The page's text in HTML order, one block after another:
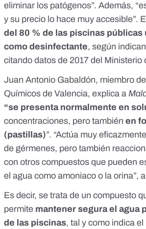
eliminar los patógenos”. Además,
y su precio lo hace muy accesible”.
del 80 % de las piscinas públicas
como desinfectante, según
citando datos de 2017 del Ministerio
Juan Antonio Gabaldón, miembro
Químicos de Valencia, explica a
“se presenta normalmente en
concentraciones, pero también en
(pastillas)”. “Actúa muy
de gérmenes, pero también
con otros compuestos que pueden
el agua como amoniaco o la orina”,
Es decir, se trata de un compuesto
permite mantener segura el agua
de las piscinas, tal y como indica el